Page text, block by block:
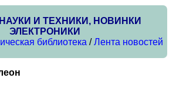
И ТЕХНИКИ, НОВИНКИ
ЭЛЕКТРОНИКИ
библиотека /Лента новостей